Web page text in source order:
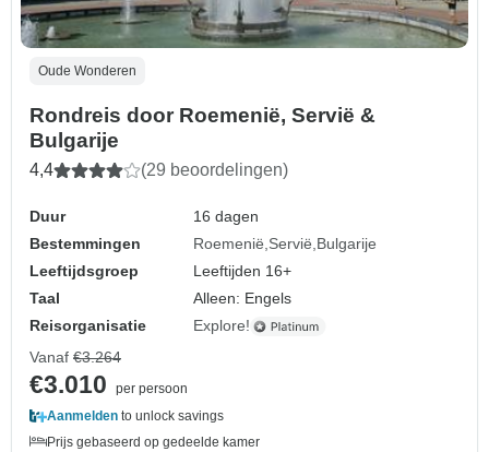
Oude Wonderen
Rondreis door Roemenië, Servië &
Bulgarije
4,4 (29 beoordelingen)
Duur
16 dagen
Bestemmingen
Roemenië Servië Bulgarije
Leeftijdsgroep
Leeftijden 16+
Taal
Alleen: Engels
Reisorganisatie
Explore!
Vanaf €3.264
€3.010
per persoon
Aanmelden to unlock savings
Prijs gebaseerd op gedeelde kamer